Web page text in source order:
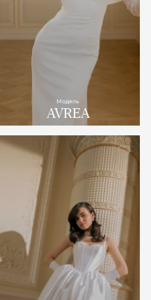
Модель
AVREA